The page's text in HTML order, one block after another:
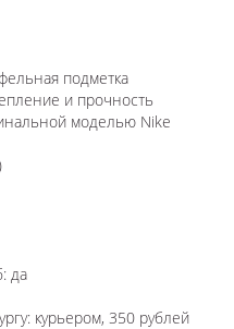
подметка
и прочность
моделью Nike
да
курьером, 350 рублей